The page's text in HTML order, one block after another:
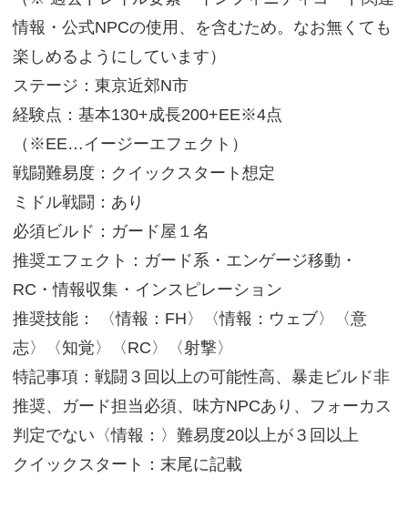
情報・公式NPCの使用、を含むため。なお無くても
楽しめるようにしています）
ステージ：東京近郊N市
経験点：基本130+成長200+EE※4点
（※EE…イージーエフェクト）
戦闘難易度：クイックスタート想定
ミドル戦闘：あり
必須ビルド：ガード屋１名
推奨エフェクト：ガード系・エンゲージ移動・
RC・情報収集・インスピレーション
推奨技能： 〈情報：FH〉〈情報：ウェブ〉〈意
志〉〈知覚〉〈RC〉〈射撃〉
特記事項：戦闘３回以上の可能性高、暴走ビルド非
推奨、ガード担当必須、味方NPCあり、フォーカス
判定でない〈情報：〉難易度20以上が３回以上
クイックスタート：末尾に記載